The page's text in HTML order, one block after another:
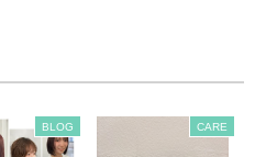
BLOG CARE